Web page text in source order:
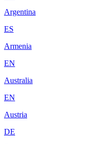
Argentina
ES
Armenia
EN
Australia
EN
Austria
DE